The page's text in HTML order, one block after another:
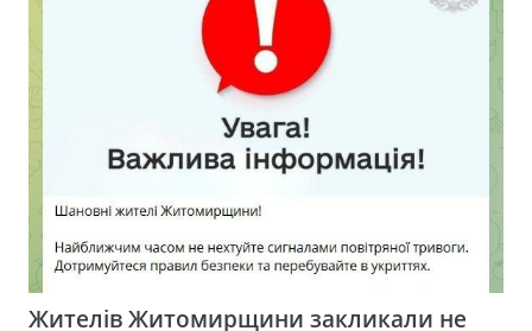
Жителів Житомирщини закликали не